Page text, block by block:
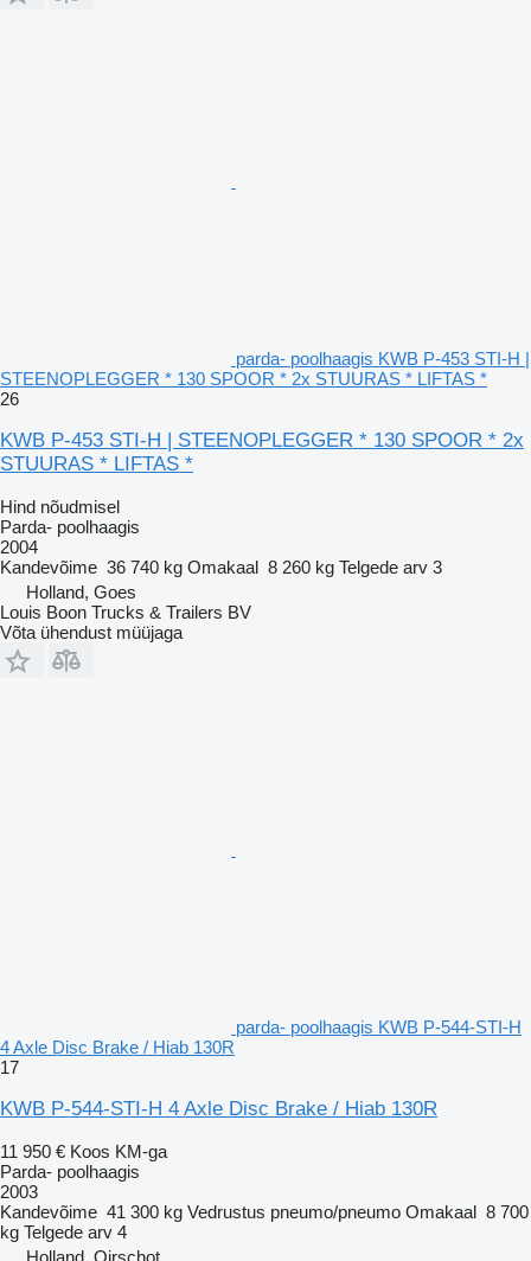
parda- poolhaagis KWB P-453 STI-H |
STEENOPLEGGER * 130 SPOOR * 2x STUURAS * LIFTAS *
26
KWB P-453 STI-H | STEENOPLEGGER * 130 SPOOR * 2x
STUURAS * LIFTAS *
Hind nõudmisel
Parda- poolhaagis
2004
Kandevõime 36 740 kg Omakaal 8 260 kg Telgede arv 3
Holland, Goes
Louis Boon Trucks & Trailers BV
Võta ühendust müüjaga
parda- poolhaagis KWB P-544-STI-H
4 Axle Disc Brake / Hiab 130R
17
KWB P-544-STI-H 4 Axle Disc Brake / Hiab 130R
11 950 € Koos KM-ga
Parda- poolhaagis
2003
Kandevõime 41 300 kg Vedrustus pneumo/pneumo Omakaal 8 700
kg Telgede arv 4
Holland, Oirschot